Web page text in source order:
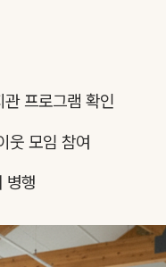
프로그램 확인
웃 모임 참여
병행